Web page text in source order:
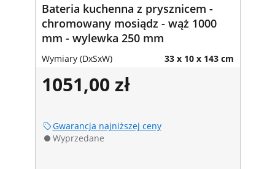
Bateria kuchenna z prysznicem -
chromowany mosiądz - wąż 1000
mm - wylewka 250 mm
Wymiary (DxSxW) 33 x 10 x 143 cm
1051,00 zł
Gwarancja najniższej ceny
Wyprzedane